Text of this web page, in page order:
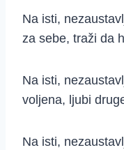
Na isti,
za sebe, traži da
Na isti,
voljena, ljubi
Na isti,